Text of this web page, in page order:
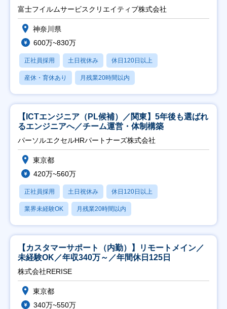
富士フイルムサービスクリエイティブ株式会社
神奈川県
600万~830万
正社員採用 土日祝休み 休日120日以上
産休・育休あり 月残業20時間以内
【ICTエンジニア（PL候補）／関東】5年後も選ばれ
るエンジニアへ／チーム運営・体制構築
パーソルエクセルHRパートナーズ株式会社
東京都
420万~560万
正社員採用 土日祝休み 休日120日以上
業界未経験OK 月残業20時間以内
【カスタマーサポート（内勤）】リモートメイン／
未経験OK／年収340万～／年間休日125日
株式会社RERISE
東京都
340万~550万